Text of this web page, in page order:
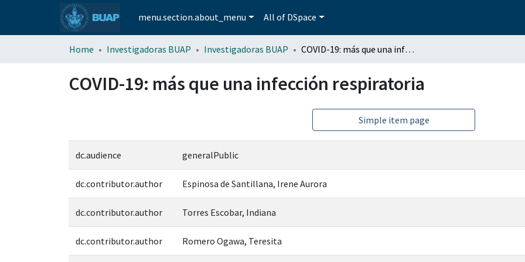
menu.section.about_menu All of DSpace
Home Investigadoras BUAP Investigadoras BUAP COVID-19: más que una infección respiratoria
COVID-19: más que una infección respiratoria
Simple item page
dc.audience generalPublic
dc.contributor.author Espinosa de Santillana, Irene Aurora
dc.contributor.author Torres Escobar, Indiana
dc.contributor.author Romero Ogawa, Teresita